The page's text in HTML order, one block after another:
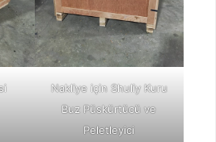
Nakliye için Shuliy Kuru
Buz Püskürtücü ve
Peletleyici